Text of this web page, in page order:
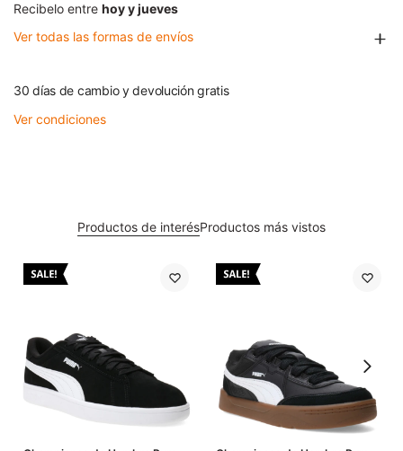
Recibelo entre hoy y jueves
Ver todas las formas de envíos
30 días de cambio y devolución gratis
Ver condiciones
Productos de interésProductos más vistos